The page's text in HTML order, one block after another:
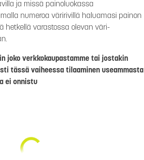
ja missä painoluokassa
numeroa väririvillä haluamasi painon
hetkellä varastossa olevan väri-
joko verkkokaupastamme tai jostakin
tässä vaiheessa tilaaminen useammasta
ei onnistu